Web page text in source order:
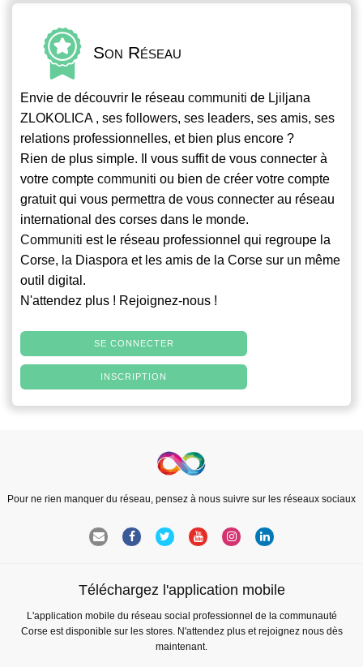
Son Réseau
Envie de découvrir le réseau communiti de Ljiljana
ZLOKOLICA , ses followers, ses leaders, ses amis, ses
relations professionnelles, et bien plus encore ?
Rien de plus simple. Il vous suffit de vous connecter à
votre compte communiti ou bien de créer votre compte
gratuit qui vous permettra de vous connecter au réseau
international des corses dans le monde.
Communiti est le réseau professionnel qui regroupe la
Corse, la Diaspora et les amis de la Corse sur un même
outil digital.
N'attendez plus ! Rejoignez-nous !
SE CONNECTER
INSCRIPTION
Pour ne rien manquer du réseau, pensez à nous suivre sur les réseaux sociaux
Téléchargez l'application mobile
L'application mobile du réseau social professionnel de la communauté
Corse est disponible sur les stores. N'attendez plus et rejoignez nous dès
maintenant.